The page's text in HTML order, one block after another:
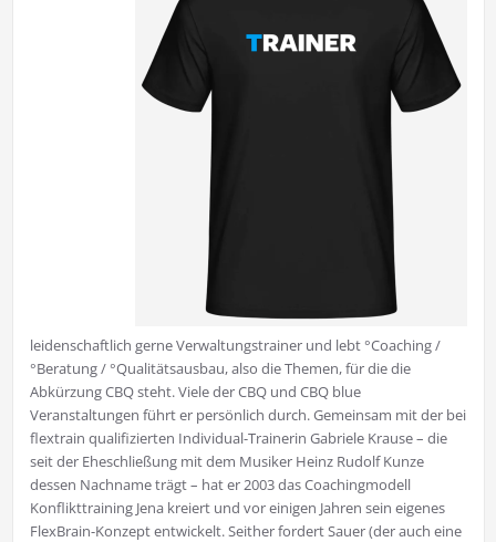
leidenschaftlich gerne Verwaltungstrainer und lebt °Coaching /
°Beratung / °Qualitätsausbau, also die Themen, für die die
Abkürzung CBQ steht. Viele der CBQ und CBQ blue
Veranstaltungen führt er persönlich durch. Gemeinsam mit der bei
flextrain qualifizierten Individual-Trainerin Gabriele Krause – die
seit der Eheschließung mit dem Musiker Heinz Rudolf Kunze
dessen Nachname trägt – hat er 2003 das Coachingmodell
Konflikttraining Jena kreiert und vor einigen Jahren sein eigenes
FlexBrain-Konzept entwickelt. Seither fordert Sauer (der auch eine